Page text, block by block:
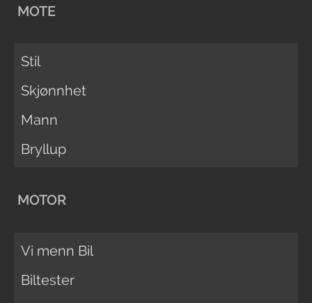
MOTE
Stil
Skjønnhet
Mann
Bryllup
MOTOR
Vi menn Bil
Biltester